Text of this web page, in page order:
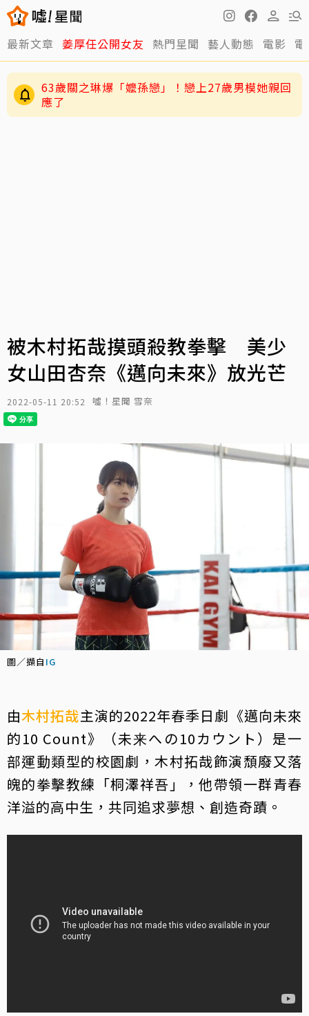
最新文章 姜厚任公開女友 熱門星聞 藝人動態 電影
逸祥結婚到現在都還沒開機！老婆紫布爾羞曝背
後原因
被木村拓哉摸頭殺教拳擊 美少
女山田杏奈《邁向未來》放光芒
2022-05-11 20:52 噓！星聞 雪奈
圖／擷自 IG
由木村拓哉主演的2022年春季日劇《邁向未來
的10 Count》（未来への10カウント）是一
部運動類型的校園劇，木村拓哉飾演頹廢又落
魄的拳擊教練「桐澤祥吾」，他帶領一群青春
洋溢的高中生，共同追求夢想、創造奇蹟。